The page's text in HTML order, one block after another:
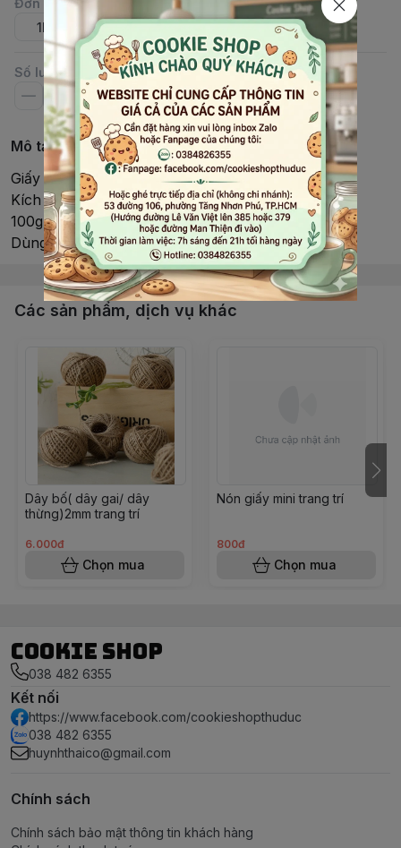
Đơn vị
:
1KG
100g-tầm 300 tờ
Số lượng
Mô tả chi tiết
Giấy kiếng trong suốt
Kích thước : 10*10cm
100g tầm hơn 300 tờ
Dùng gói kẹo mứt...
Các sản phẩm, dịch vụ khác
Dây bố( dây gai/ dây
thừng)2mm trang trí
6.000đ
Chọn mua
Nón giấy mini trang trí
800đ
Chọn mua
Cookie Shop
038 482 6355
Kết nối
https://www.facebook.com/cookieshopthuduc
038 482 6355
huynhthaico@gmail.com
Chính sách
Chính sách bảo mật thông tin khách hàng